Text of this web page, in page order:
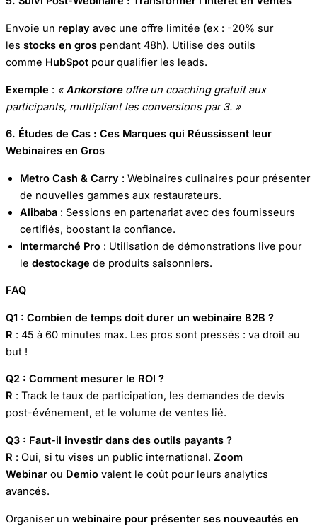
Envoie un replay avec une offre limitée (ex : -20% sur
les stocks en gros pendant 48h). Utilise des outils
comme HubSpot pour qualifier les leads.
Exemple : «Ankorstoreoffre un coaching gratuit aux
participants, multipliant les conversions par 3. »
6. Études de Cas : Ces Marques qui Réussissent leur
Webinaires en Gros
Metro Cash & Carry : Webinaires culinaires pour présenter
de nouvelles gammes aux restaurateurs.
Alibaba : Sessions en partenariat avec des fournisseurs
certifiés, boostant la confiance.
Intermarché Pro : Utilisation de démonstrations live pour
le destockage de produits saisonniers.
FAQ
Q1 : Combien de temps doit durer un webinaire B2B ?
R : 45 à 60 minutes max. Les pros sont pressés : va droit au
but !
Q2 : Comment mesurer le ROI ?
R : Track le taux de participation, les demandes de devis
post-événement, et le volume de ventes lié.
Q3 : Faut-il investir dans des outils payants ?
R : Oui, si tu vises un public international. Zoom
Webinar ou Demio valent le coût pour leurs analytics
avancés.
Organiser un webinaire pour présenter ses nouveautés en